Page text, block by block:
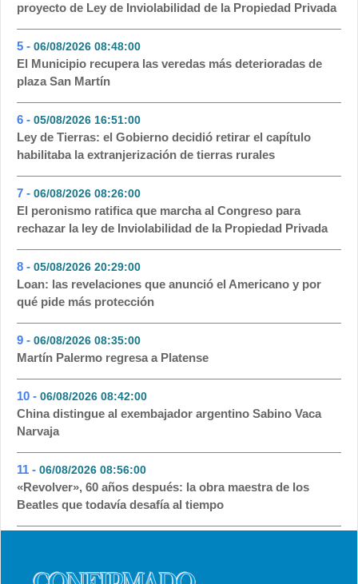
proyecto de Ley de Inviolabilidad de la Propiedad Privada
5 - 06/08/2026 08:48:00
El Municipio recupera las veredas más deterioradas de
plaza San Martín
6 - 05/08/2026 16:51:00
Ley de Tierras: el Gobierno decidió retirar el capítulo
habilitaba la extranjerización de tierras rurales
7 - 06/08/2026 08:26:00
El peronismo ratifica que marcha al Congreso para
rechazar la ley de Inviolabilidad de la Propiedad Privada
8 - 05/08/2026 20:29:00
Loan: las revelaciones que anunció el Americano y por
qué pide más protección
9 - 06/08/2026 08:35:00
Martín Palermo regresa a Platense
10 - 06/08/2026 08:42:00
China distingue al exembajador argentino Sabino Vaca
Narvaja
11 - 06/08/2026 08:56:00
«Revolver», 60 años después: la obra maestra de los
Beatles que todavía desafía al tiempo